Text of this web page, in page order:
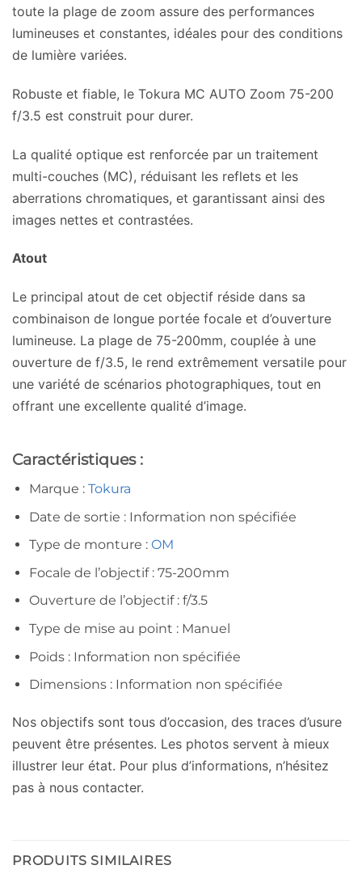
toute la plage de zoom assure des performances
lumineuses et constantes, idéales pour des conditions
de lumière variées.
Robuste et fiable, le Tokura MC AUTO Zoom 75-200
f/3.5 est construit pour durer.
La qualité optique est renforcée par un traitement
multi-couches (MC), réduisant les reflets et les
aberrations chromatiques, et garantissant ainsi des
images nettes et contrastées.
Atout
Le principal atout de cet objectif réside dans sa
combinaison de longue portée focale et d’ouverture
lumineuse. La plage de 75-200mm, couplée à une
ouverture de f/3.5, le rend extrêmement versatile pour
une variété de scénarios photographiques, tout en
offrant une excellente qualité d’image.
Caractéristiques :
Marque : Tokura
Date de sortie : Information non spécifiée
Type de monture : OM
Focale de l’objectif : 75-200mm
Ouverture de l’objectif : f/3.5
Type de mise au point : Manuel
Poids : Information non spécifiée
Dimensions : Information non spécifiée
Nos objectifs sont tous d’occasion, des traces d’usure
peuvent être présentes. Les photos servent à mieux
illustrer leur état. Pour plus d’informations, n’hésitez
pas à nous contacter.
PRODUITS SIMILAIRES